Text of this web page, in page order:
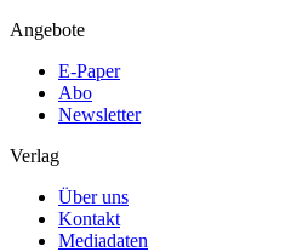
Angebote
E-Paper
Abo
Newsletter
Verlag
Über uns
Kontakt
Mediadaten